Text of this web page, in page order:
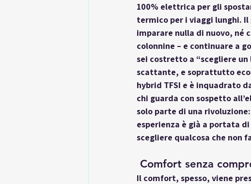
100% elettrica per gli
termico per i viaggi lunghi.
imparare nulla di nuovo, né
colonnine – e continuare a
sei costretto a “scegliere
scattante, e soprattutto
hybrid TFSI e è inquadrato
chi guarda con sospetto
solo parte di una rivoluzione:
esperienza è già a portata
scegliere qualcosa che non
Comfort senza
Il comfort, spesso, viene